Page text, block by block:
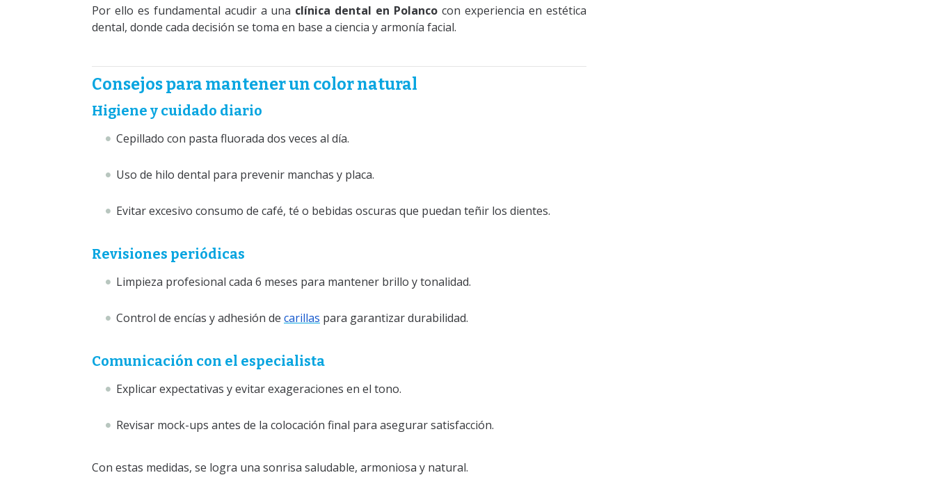
Por ello es fundamental acudir a una clínica dental en Polanco con experiencia en estética
dental, donde cada decisión se toma en base a ciencia y armonía facial.
Consejos para mantener un color natural
Higiene y cuidado diario
Cepillado con pasta fluorada dos veces al día.
Uso de hilo dental para prevenir manchas y placa.
Evitar excesivo consumo de café, té o bebidas oscuras que puedan teñir los dientes.
Revisiones periódicas
Limpieza profesional cada 6 meses para mantener brillo y tonalidad.
Control de encías y adhesión de carillas para garantizar durabilidad.
Comunicación con el especialista
Explicar expectativas y evitar exageraciones en el tono.
Revisar mock-ups antes de la colocación final para asegurar satisfacción.
Con estas medidas, se logra una sonrisa saludable, armoniosa y natural.